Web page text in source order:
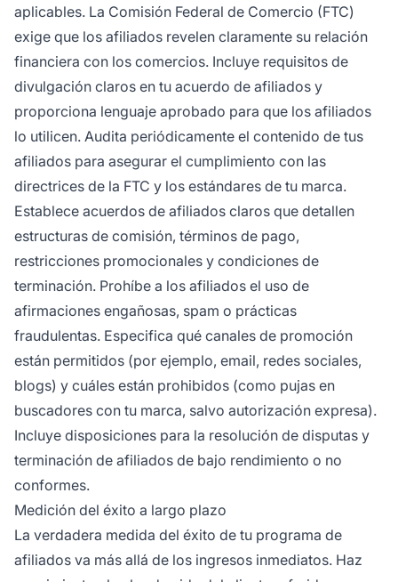
aplicables. La Comisión Federal de Comercio (FTC)
exige que los afiliados revelen claramente su relación
financiera con los comercios. Incluye requisitos de
divulgación claros en tu acuerdo de afiliados y
proporciona lenguaje aprobado para que los afiliados
lo utilicen. Audita periódicamente el contenido de tus
afiliados para asegurar el cumplimiento con las
directrices de la FTC y los estándares de tu marca.
Establece acuerdos de afiliados claros que detallen
estructuras de comisión, términos de pago,
restricciones promocionales y condiciones de
terminación. Prohíbe a los afiliados el uso de
afirmaciones engañosas, spam o prácticas
fraudulentas. Especifica qué canales de promoción
están permitidos (por ejemplo, email, redes sociales,
blogs) y cuáles están prohibidos (como pujas en
buscadores con tu marca, salvo autorización expresa).
Incluye disposiciones para la resolución de disputas y
terminación de afiliados de bajo rendimiento o no
conformes.
Medición del éxito a largo plazo
La verdadera medida del éxito de tu programa de
afiliados va más allá de los ingresos inmediatos. Haz